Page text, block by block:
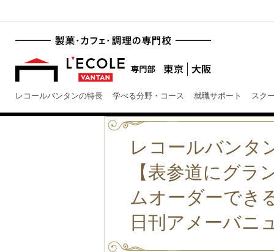
レコールバンタンの特長 学べる分野・コース 就職サポート スク
レコールバンタ
【表参道にグ
ムオーダーでき
日刊アメーバニ